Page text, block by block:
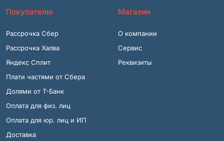
Покупателю
Рассрочка Сбер
Рассрочка Халва
Яндекс Сплит
Плати частями от Сбера
Долями от Т-Банк
Оплата для физ. лиц
Оплата для юр. лиц и ИП
Доставка
Магазин
О компании
Сервис
Реквизиты